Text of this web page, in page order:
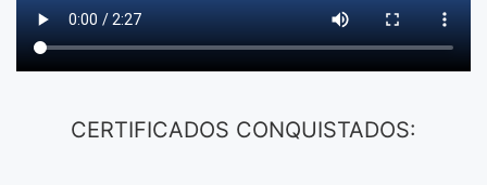
CERTIFICADOS CONQUISTADOS: